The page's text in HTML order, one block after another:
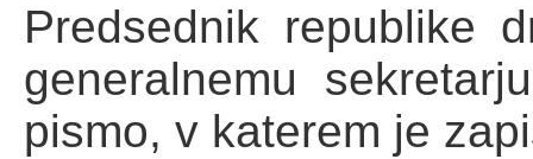
Predsednik republike
generalnemu
pismo, v katerem je